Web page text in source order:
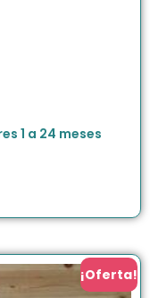
1 a 24 meses
¡Oferta!